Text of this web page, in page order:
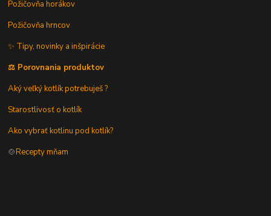
Požičovňa horákov
Požičovňa hrncov
✨ Tipy, novinky a inšpirácie
⚖️ Porovnania produktov
Aký veľký kotlík potrebuješ ?
Starostlivosť o kotlík
Ako vybrať kotlinu pod kotlík?
🍲Recepty mňam